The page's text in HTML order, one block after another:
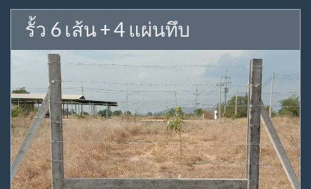
รั้ว 6 เส้น + 4 แผ่นทึบ